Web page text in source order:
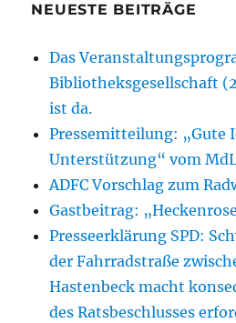
NEUESTE BEITRÄGE
Das
Bibliotheksgesellschaft
ist da.
Pressemitteilung: „Gute
Unterstützung“ vom
ADFC Vorschlag zum
Gastbeitrag:
Presseerklärung SPD:
der Fahrradstraße
Hastenbeck macht
des Ratsbeschlusses